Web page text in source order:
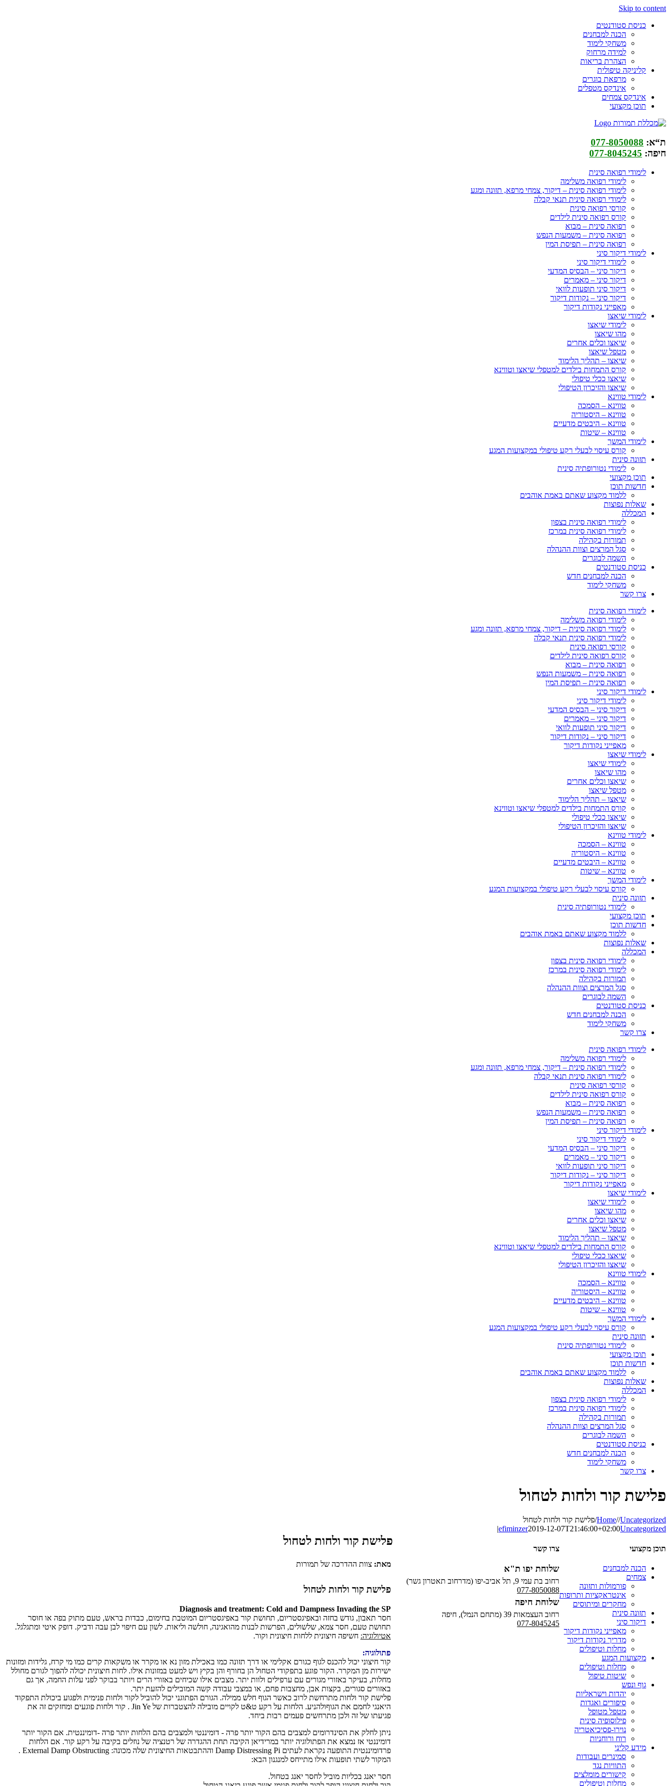
Skip to content
כניסת סטודנטים
הכנה למבחנים
משחקי לימוד
למידה מרחוק
הצהרת בריאות
קליניקה טיפולית
מרפאת בוגרים
אינדקס מטפלים
אינדקס צמחים
תוכן מקצועי
ת“א: 077-8050088
חיפה: 077-8045245
לימודי רפואה סינית
לימודי רפואה משלימה
לימודי רפואה סינית – דיקור, צמחי מרפא, תזונה ומגע
לימודי רפואה סינית תנאי קבלה
קורסי רפואה סינית
קורס רפואה סינית לילדים
רפואה סינית – מבוא
רפואה סינית – משמעות הנפש
רפואה סינית – תפיסת המין
לימודי דיקור סיני
לימודי דיקור סיני
דיקור סיני – הבסיס המדעי
דיקור סיני – מאמרים
דיקור סיני תופעות לוואי
דיקור סיני – נקודות דיקור
מאפייני נקודות דיקור
לימודי שיאצו
לימודי שיאצו
מהו שיאצו
שיאצו וכלים אחרים
מטפל שיאצו
שיאצו – תהליך הלימוד
קורס התמחות בילדים למטפלי שיאצו וטווינא
שיאצו ככלי טיפולי
שיאצו והזיכרון הטיפולי
לימודי טווינא
טווינא – הסמכה
טווינא – היסטוריה
טווינא – היבטים מדעיים
טווינא – שיטות
לימודי המשך
קורס עיסוי לבעלי רקע טיפולי במקצועות המגע
תזונה סינית
לימודי נטורופתיה סינית
תוכן מקצועי
חדשות תוכן
ללמוד מקצוע שאתם באמת אוהבים
שאלות נפוצות
המכללה
לימודי רפואה סינית בצפון
לימודי רפואה סינית במרכז
תמורות בקהילה
סגל המרצים וצוות ההנהלה
השמה לבוגרים
כניסת סטודנטים
הכנה למבחנים חדש
משחקי לימוד
צרו קשר
לימודי רפואה סינית
לימודי רפואה משלימה
לימודי רפואה סינית – דיקור, צמחי מרפא, תזונה ומגע
לימודי רפואה סינית תנאי קבלה
קורסי רפואה סינית
קורס רפואה סינית לילדים
רפואה סינית – מבוא
רפואה סינית – משמעות הנפש
רפואה סינית – תפיסת המין
לימודי דיקור סיני
לימודי דיקור סיני
דיקור סיני – הבסיס המדעי
דיקור סיני – מאמרים
דיקור סיני תופעות לוואי
דיקור סיני – נקודות דיקור
מאפייני נקודות דיקור
לימודי שיאצו
לימודי שיאצו
מהו שיאצו
שיאצו וכלים אחרים
מטפל שיאצו
שיאצו – תהליך הלימוד
קורס התמחות בילדים למטפלי שיאצו וטווינא
שיאצו ככלי טיפולי
שיאצו והזיכרון הטיפולי
לימודי טווינא
טווינא – הסמכה
טווינא – היסטוריה
טווינא – היבטים מדעיים
טווינא – שיטות
לימודי המשך
קורס עיסוי לבעלי רקע טיפולי במקצועות המגע
תזונה סינית
לימודי נטורופתיה סינית
תוכן מקצועי
חדשות תוכן
ללמוד מקצוע שאתם באמת אוהבים
שאלות נפוצות
המכללה
לימודי רפואה סינית בצפון
לימודי רפואה סינית במרכז
תמורות בקהילה
סגל המרצים וצוות ההנהלה
השמה לבוגרים
כניסת סטודנטים
הכנה למבחנים חדש
משחקי לימוד
צרו קשר
לימודי רפואה סינית
לימודי רפואה משלימה
לימודי רפואה סינית – דיקור, צמחי מרפא, תזונה ומגע
לימודי רפואה סינית תנאי קבלה
קורסי רפואה סינית
קורס רפואה סינית לילדים
רפואה סינית – מבוא
רפואה סינית – משמעות הנפש
רפואה סינית – תפיסת המין
לימודי דיקור סיני
לימודי דיקור סיני
דיקור סיני – הבסיס המדעי
דיקור סיני – מאמרים
דיקור סיני תופעות לוואי
דיקור סיני – נקודות דיקור
מאפייני נקודות דיקור
לימודי שיאצו
לימודי שיאצו
מהו שיאצו
שיאצו וכלים אחרים
מטפל שיאצו
שיאצו – תהליך הלימוד
קורס התמחות בילדים למטפלי שיאצו וטווינא
שיאצו ככלי טיפולי
שיאצו והזיכרון הטיפולי
לימודי טווינא
טווינא – הסמכה
טווינא – היסטוריה
טווינא – היבטים מדעיים
טווינא – שיטות
לימודי המשך
קורס עיסוי לבעלי רקע טיפולי במקצועות המגע
תזונה סינית
לימודי נטורופתיה סינית
תוכן מקצועי
חדשות תוכן
ללמוד מקצוע שאתם באמת אוהבים
שאלות נפוצות
המכללה
לימודי רפואה סינית בצפון
לימודי רפואה סינית במרכז
תמורות בקהילה
סגל המרצים וצוות ההנהלה
השמה לבוגרים
כניסת סטודנטים
הכנה למבחנים חדש
משחקי לימוד
צרו קשר
פלישת קור ולחות לטחול
Home//Uncategorized
/פלישת קור ולחות לטחול
פלישת קור ולחות לטחול
מאת: צוות ההדרכה של תמורות
פלישת קור ולחות לטחול
Diagnosis and treatment: Cold and Dampness Invading the SP
חסר תאבון, גודש בחזה ובאפיגסטריום, תחושת קור באפיגסטריום המוטבת בחימום, כבדות בראש, טעם מתוק בפה או חוסר
תחושת טעם, חסר צמא, שלשולים, הפרשות לבנות מהואגינה, חולשה וליאות. לשון עם חיפוי לבן עבה ודביק. דופק איטי ומתגלגל.
אטיולוגיה: חשיפה חיצונית ללחות חיצונית וקור.
פתולוגיה:
קור חיצוני יכול להכנס לגוף כגורם אקלימי או דרך תזונה כמו באכילת מזון נא או מקרר או משקאות קרים כמו מי קרח, גלידות ומזונות
ישירות מן המקרר. הקור פוגע בתפקודי הטחול הן בחורף והן בקיץ ויש למעט במזונות אילו. לחות חיצונית יכולה להפוך לגורם מחולל
מחלות, בעיקר באזורי מגורים עם ערפילים ולוות יתר. מצבים אילו שכיחים באזורי הרים ויותר בבוקר לפני עלות החמה, אך גם
באזורים סגורים, בקצות אבן, מחצבות פחם, או במצבי עבודה קשה המובילים להזעת יתר.
פלישת קור ולחות מתרחשת לרוב כאשר הגוף חלש ממילה. הגורם הפתוגני יכול להוביל לקור ולחות פנימית ולפגוע ביכולת התפקוד
היאנגי לחמם את הגוףולהניע. הלחות על רקע ט&ט לקויים מובילה להצטברות של Jin Ye . קור ולחות פוגעים ומחזקים זה את
פגיעתו של זה ולכן מתרחשים פעמים רבות ביחד.
ניתן לחלק את הסינדרומים למצבים בהם הקור יותר פרה - דומיננטי ולמצבים בהם הלחות יותר פרה -דומיננטית. אם הקור יותר
דומיננטי אז נמצא את הפתולוגיה יותר במרידיאן הקיבה תחת ההגדרה של רטנציה של נוזלים בקיבה על רקע קור. אם הלחות
פרדומיננטית התופעה נקראת לעתים Damp Distressing Pi וההתבטאות החיצונית שלה מכונה: External Damp Obstructing .
המקור לשתי תופעות אילו מתייחס למנגנון הבא:
חסר יאנג בכליות מוביל לחסר יאנג בטחול.
efiminzer2019-12-07T21:46:00+02:00Uncategorized
|
תוכן מקצועי
הכנה למבחנים
צמחים
פורמולות ותזונה
אינטראקציות ותרופות
מחקרים ומיתוסים
תזונה סינית
דיקור סיני
מאפייני נקודות דיקור
מדריך נקודות דיקור
מחלות וטיפולים
מקצועות המגע
מחלות וטיפולים
שיטות טיפול
גוף ונפש
יהדות וישראליות
סיפורים ואגדות
מטפל מטופל
פילוסופיה סינית
נוירו-פסיכיאטריה
רוח ורוחניות
מידע קליני
סמינרים ועבודות
התוויות נגד
קישורים מומלצים
מחלות וטיפולים
צרו קשר
שלוחת יפו ת"א
רחוב בת עמי 9, תל אביב-יפו (מדרחוב תאטרון גשר)
077-8050088
שלוחת חיפה
רחוב העצמאות 39 (מתחם הנמל), חיפה
077-8045245